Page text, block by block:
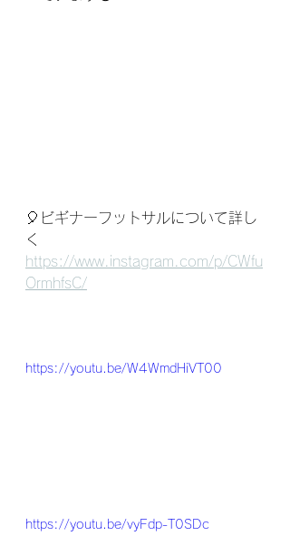
🎈ビギナーフットサルについて詳し
く
https://www.instagram.com/p/CWfu
OrmhfsC/
https://youtu.be/W4WmdHiVT00
https://youtu.be/vyFdp-T0SDc